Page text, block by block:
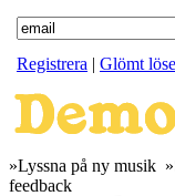
Registrera | Glömt
»Lyssna på ny musik
feedback